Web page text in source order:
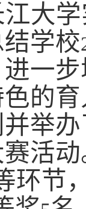
大
学校
一
的
举
活
环节